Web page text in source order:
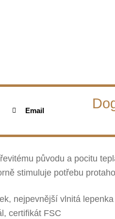
Email
původu a pocitu
stimuluje potřebu
nejpevnější vlnitá
certifikát FSC